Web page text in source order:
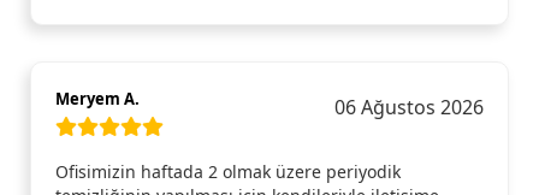
Meryem A. 06 Ağustos 2026
Ofisimizin haftada 2 olmak üzere periyodik